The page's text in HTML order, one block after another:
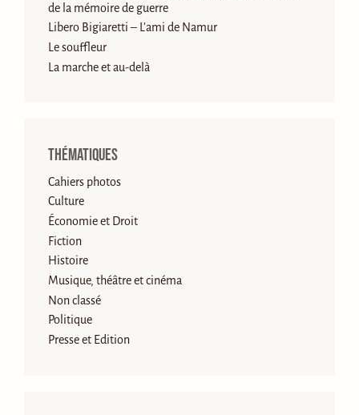
de la mémoire de guerre
Libero Bigiaretti – L’ami de Namur
Le souffleur
La marche et au-delà
Thématiques
Cahiers photos
Culture
Économie et Droit
Fiction
Histoire
Musique, théâtre et cinéma
Non classé
Politique
Presse et Edition